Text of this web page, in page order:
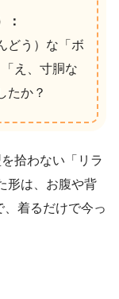
：
どう）な「ボ
え、寸胴な
たか？
拾わない「リラ
形は、お腹や背
着るだけで今っ